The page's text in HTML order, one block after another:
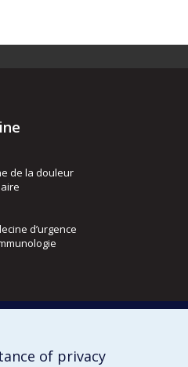
de la douleur
d’urgence
of privacy